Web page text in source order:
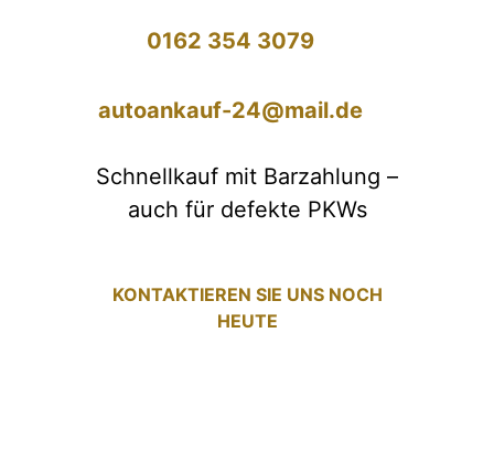
0162 354 3079
autoankauf-24@mail.de
Schnellkauf mit Barzahlung –
auch für defekte PKWs
KONTAKTIEREN SIE UNS NOCH
HEUTE